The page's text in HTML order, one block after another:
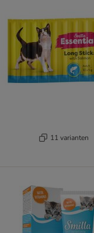
11 varianten